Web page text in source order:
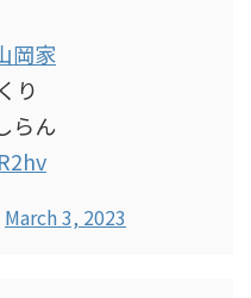
岡家
り
らん
March 3, 2023